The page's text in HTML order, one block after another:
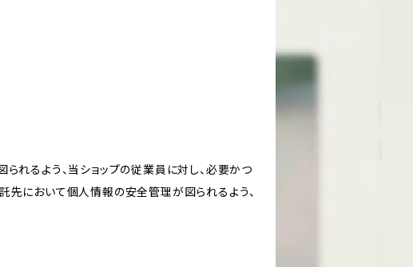
れるよう、当ショップの従業員に対し、必要かつ
先において個人情報の安全管理が図られるよう、